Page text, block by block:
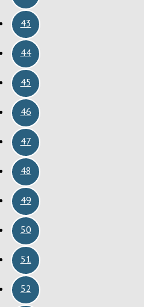
43
44
45
46
47
48
49
50
51
52